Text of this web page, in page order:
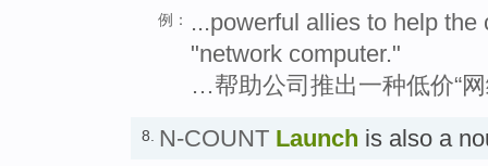
例：
...powerful allies to help
"network computer."
…帮助公司推出一种低价“
8. N-COUNT Launch is also a